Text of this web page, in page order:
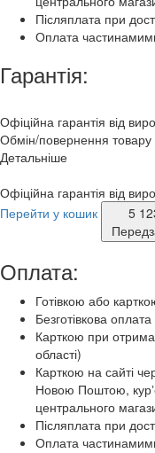
Післяплата при
Оплата
Гарантія:
Офіційна гарантія від
Обмін/повернення товару
Детальніше
Офіційна гарантія від
Перейти у кошик
5
Оплата:
Готівкою або
Безготівкова
Карткою при
області)
Карткою на сайті
Новою Поштою,
центрального
Післяплата при
Оплата